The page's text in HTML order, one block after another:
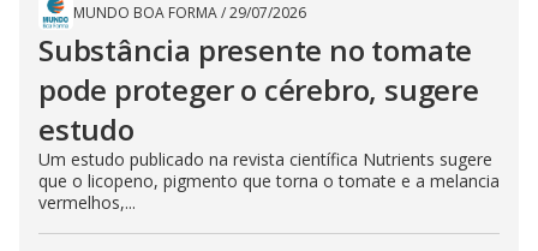
MUNDO BOA FORMA/29/07/2026
Substância presente no tomate
pode proteger o cérebro, sugere
estudo
Um estudo publicado na revista científica Nutrients sugere
que o licopeno, pigmento que torna o tomate e a melancia
vermelhos,...